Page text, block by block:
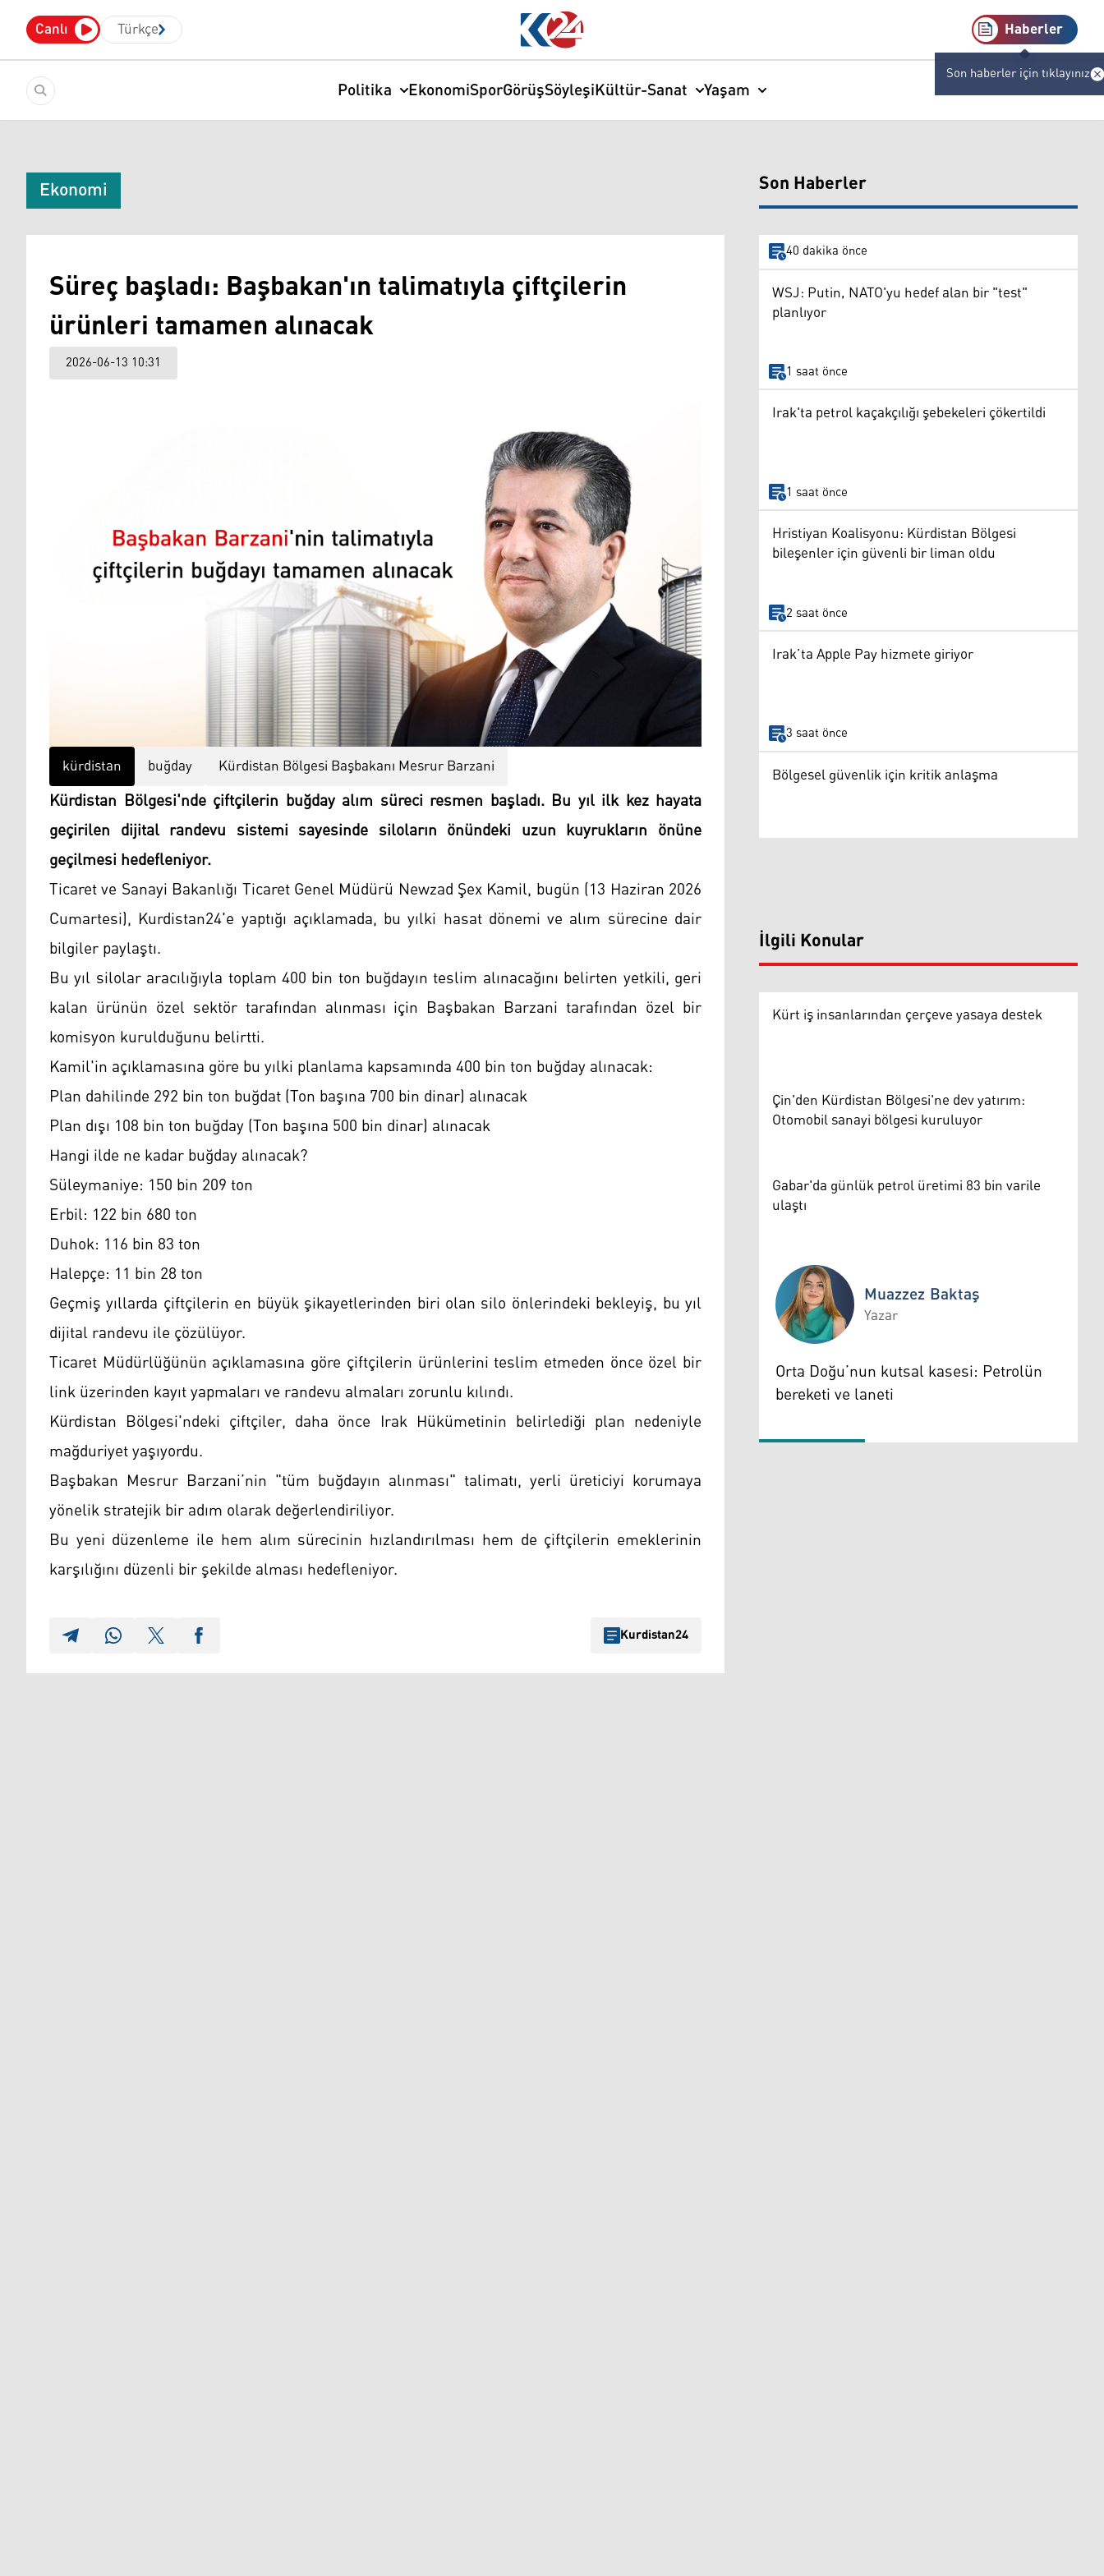
Canlı Türkçe Haberler
Son haberler için tıklayınız
Politika EkonomiSporGörüşSöyleşiKültür-Sanat Yaşam
Ekonomi
Süreç başladı: Başbakan'ın talimatıyla çiftçilerin
ürünleri tamamen alınacak
2026-06-13 10:31
kürdistan buğday Kürdistan Bölgesi Başbakanı Mesrur ​​Barzani
Kürdistan Bölgesi'nde çiftçilerin buğday alım süreci resmen başladı. Bu yıl ilk kez hayata
geçirilen dijital randevu sistemi sayesinde siloların önündeki uzun kuyrukların önüne
geçilmesi hedefleniyor.
Ticaret ve Sanayi Bakanlığı Ticaret Genel Müdürü Newzad Şex Kamil, bugün (13 Haziran 2026
Cumartesi), Kurdistan24'e yaptığı açıklamada, bu yılki hasat dönemi ve alım sürecine dair
bilgiler paylaştı.
Bu yıl silolar aracılığıyla toplam 400 bin ton buğdayın teslim alınacağını belirten yetkili, geri
kalan ürünün özel sektör tarafından alınması için Başbakan Barzani tarafından özel bir
komisyon kurulduğunu belirtti.
Kamil'in açıklamasına göre bu yılki planlama kapsamında 400 bin ton buğday alınacak:
Plan dahilinde 292 bin ton buğdat (Ton başına 700 bin dinar) alınacak
Plan dışı 108 bin ton buğday (Ton başına 500 bin dinar) alınacak
Hangi ilde ne kadar buğday alınacak?
Süleymaniye: 150 bin 209 ton
Erbil: 122 bin 680 ton
Duhok: 116 bin 83 ton
Halepçe: 11 bin 28 ton
Geçmiş yıllarda çiftçilerin en büyük şikayetlerinden biri olan silo önlerindeki bekleyiş, bu yıl
dijital randevu ile çözülüyor.
Ticaret Müdürlüğünün açıklamasına göre çiftçilerin ürünlerini teslim etmeden önce özel bir
link üzerinden kayıt yapmaları ve randevu almaları zorunlu kılındı.
Kürdistan Bölgesi'ndeki çiftçiler, daha önce Irak Hükümetinin belirlediği plan nedeniyle
mağduriyet yaşıyordu.
Başbakan Mesrur Barzani’nin "tüm buğdayın alınması" talimatı, yerli üreticiyi korumaya
yönelik stratejik bir adım olarak değerlendiriliyor.
Bu yeni düzenleme ile hem alım sürecinin hızlandırılması hem de çiftçilerin emeklerinin
karşılığını düzenli bir şekilde alması hedefleniyor.
Kurdistan24
Son Haberler
40 dakika önce
WSJ: Putin, NATO'yu hedef alan bir "test"
planlıyor
1 saat önce
Irak'ta petrol kaçakçılığı şebekeleri çökertildi
1 saat önce
Hristiyan Koalisyonu: Kürdistan Bölgesi
bileşenler için güvenli bir liman oldu
2 saat önce
Irak’ta Apple Pay hizmete giriyor
3 saat önce
Bölgesel güvenlik için kritik anlaşma
İlgili Konular
Kürt iş insanlarından çerçeve yasaya destek
Çin'den Kürdistan Bölgesi'ne dev yatırım:
Otomobil sanayi bölgesi kuruluyor
Gabar'da günlük petrol üretimi 83 bin varile
ulaştı
Muazzez Baktaş
Muazzez Baktaş
Yazar
Orta Doğu’nun kutsal kasesi: Petrolün
bereketi ve laneti